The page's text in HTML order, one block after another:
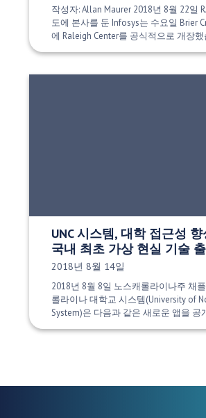
작성자: Allan Maurer 2018년 8월 22일
도에 본사를 둔 Infosys는 수요일 Brier
에 Raleigh Center를 공식적으로 개장
UNC 시스템, 대학 접근성
국내 최초 가상 현실 기술
게시 날짜:
2018년 8월 14일
2018년 8월 8일 노스캐롤라이나주 채
롤라이나 대학교 시스템(University of
System)은 다음과 같은 새로운 앱을 공